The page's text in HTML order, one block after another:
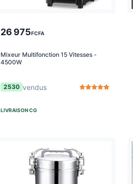
26 975FCFA
Mixeur Multifonction 15 Vitesses -
4500W
2530 vendus
LIVRAISONCG